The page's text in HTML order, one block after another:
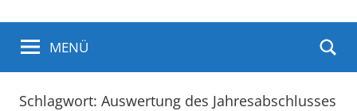
MENÜ
Schlagwort: Auswertung des Jahresabschlusses